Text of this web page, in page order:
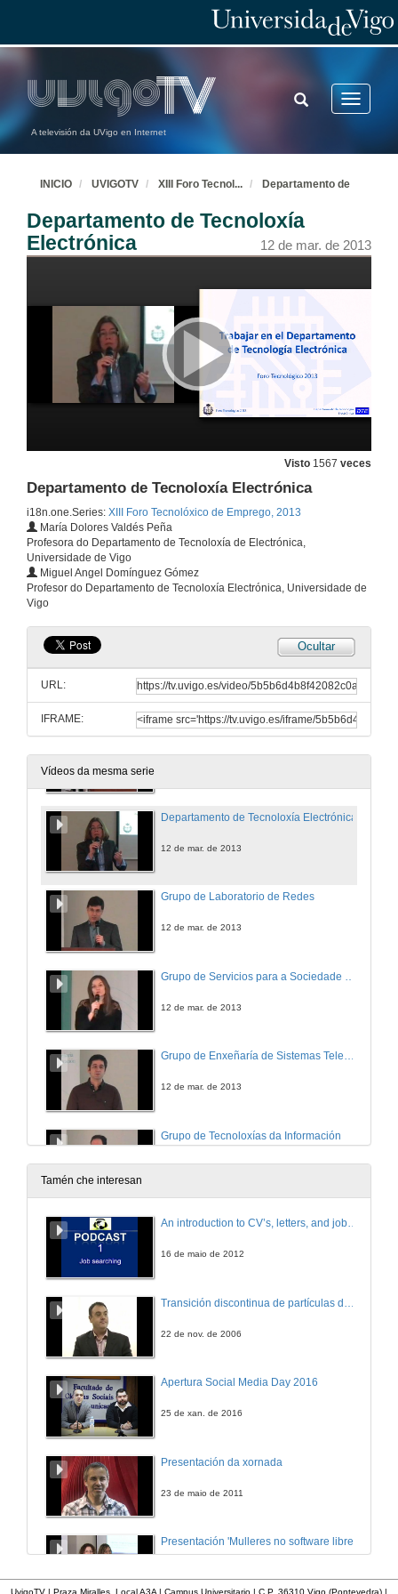
A televisión da UVigo en Internet
Toggle
TOGGLE
SEARCH
INICIO UVIGOTV XIII Foro Tecnol ... Departamento de
Departamento de Tecnoloxía
Electrónica
12 de mar. de 2013
Visto 1567 veces
Departamento de Tecnoloxía Electrónica
i18n.one.Series: XIII Foro Tecnolóxico de Emprego, 2013
María Dolores Valdés Peña
Profesora do Departamento de Tecnoloxía de Electrónica,
Universidade de Vigo
Miguel Angel Domínguez Gómez
Profesor do Departamento de Tecnoloxía Electrónica, Universidade de
Vigo
Ocultar
URL:
IFRAME:
Vídeos da mesma serie
Presentación
Departamento de Tecnoloxía Electrónica
12 de mar. de 2013
Grupo de Laboratorio de Redes
12 de mar. de 2013
12 de mar. de 2013
Grupo de Enxeñaría de Sistemas Telemáticos
12 de mar. de 2013
Grupo de Tecnoloxías da Información
12 de mar. de 2013
Tamén che interesan
An introduction to CV’s, letters, and job searching
16 de maio de 2012
22 de nov. de 2006
Apertura Social Media Day 2016
25 de xan. de 2016
Presentación da xornada
23 de maio de 2011
Presentación 'Mulleres no software libre'
UvigoTV | Praza Miralles. Local A3A | Campus Universitario | C.P. 36310 Vigo (Pontevedra) |